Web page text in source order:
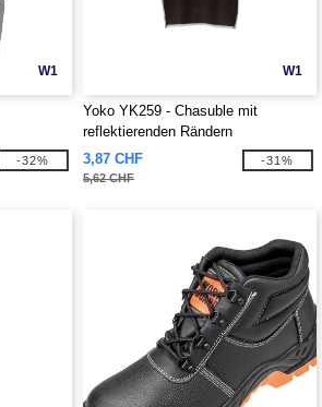
W1
-32%
W1
Yoko YK259 - Chasuble mit
reflektierenden Rändern
3,87 CHF
5,62 CHF
-31%